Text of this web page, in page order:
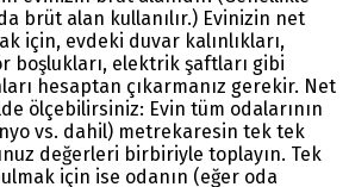
brüt alan kullanılır.) Evinizin net
için, evdeki duvar kalınlıkları,
boşlukları, elektrik şaftları gibi
hesaptan çıkarmanız gerekir. Net
ölçebilirsiniz: Evin tüm odalarının
vs. dahil) metrekaresin tek tek
değerleri birbiriyle toplayın. Tek
için ise odanın (eğer oda